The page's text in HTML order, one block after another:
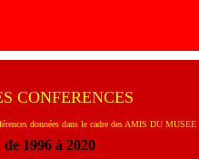
CONFERENCES
données dans le cadre des AMIS DU MUSEE
1996 à 2020